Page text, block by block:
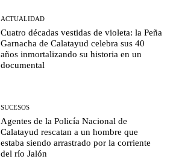
ACTUALIDAD
Cuatro décadas vestidas de violeta: la Peña
Garnacha de Calatayud celebra sus 40
años inmortalizando su historia en un
documental
SUCESOS
Agentes de la Policía Nacional de
Calatayud rescatan a un hombre que
estaba siendo arrastrado por la corriente
del río Jalón